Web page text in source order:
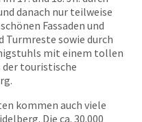
danach nur teilweise
Fassaden und
Turmreste sowie durch
mit einem tollen
touristische
kommen auch viele
Die ca. 30.000